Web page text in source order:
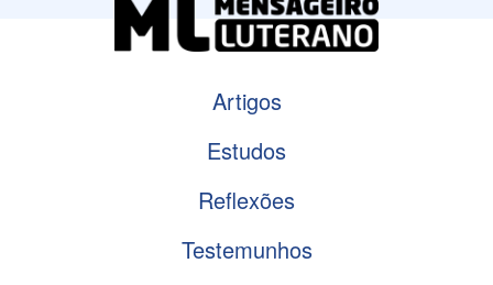
Artigos
Estudos
Reflexões
Testemunhos